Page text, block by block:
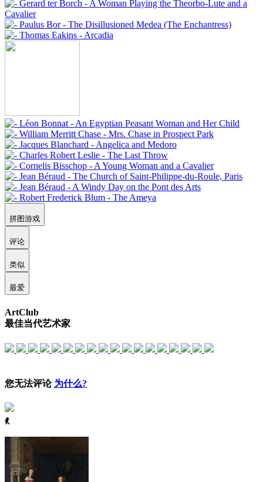
拼图游戏
评论
类似
最爱
ArtClub
最佳当代艺术家
您无法评论 为什么?
ꈅ